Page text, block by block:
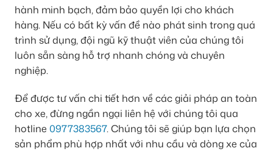
hành minh bạch, đảm bảo quyền lợi cho khách
hàng. Nếu có bất kỳ vấn đề nào phát sinh trong quá
trình sử dụng, đội ngũ kỹ thuật viên của chúng tôi
luôn sẵn sàng hỗ trợ nhanh chóng và chuyên
nghiệp.
Để được tư vấn chi tiết hơn về các giải pháp an toàn
cho xe, đừng ngần ngại liên hệ với chúng tôi qua
hotline 0977383567. Chúng tôi sẽ giúp bạn lựa chọn
sản phẩm phù hợp nhất với nhu cầu và dòng xe của